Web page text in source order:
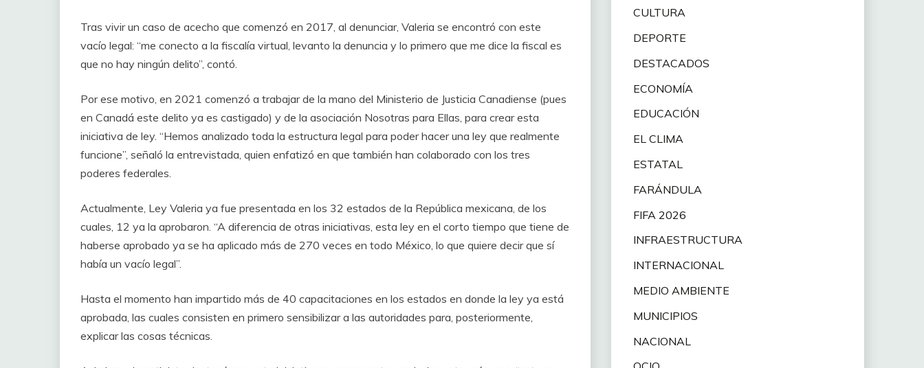
Tras vivir un caso de acecho que comenzó en 2017, al denunciar, Valeria se encontró con este
vacío legal: “me conecto a la fiscalía virtual, levanto la denuncia y lo primero que me dice la fiscal es
que no hay ningún delito”, contó.
Por ese motivo, en 2021 comenzó a trabajar de la mano del Ministerio de Justicia Canadiense (pues
en Canadá este delito ya es castigado) y de la asociación Nosotras para Ellas, para crear esta
iniciativa de ley. “Hemos analizado toda la estructura legal para poder hacer una ley que realmente
funcione”, señaló la entrevistada, quien enfatizó en que también han colaborado con los tres
poderes federales.
Actualmente, Ley Valeria ya fue presentada en los 32 estados de la República mexicana, de los
cuales, 12 ya la aprobaron. “A diferencia de otras iniciativas, esta ley en el corto tiempo que tiene de
haberse aprobado ya se ha aplicado más de 270 veces en todo México, lo que quiere decir que sí
había un vacío legal”.
Hasta el momento han impartido más de 40 capacitaciones en los estados en donde la ley ya está
aprobada, las cuales consisten en primero sensibilizar a las autoridades para, posteriormente,
explicar las cosas técnicas.
CULTURA
DEPORTE
DESTACADOS
ECONOMÍA
EDUCACIÓN
EL CLIMA
ESTATAL
FARÁNDULA
FIFA 2026
INFRAESTRUCTURA
INTERNACIONAL
MEDIO AMBIENTE
MUNICIPIOS
NACIONAL